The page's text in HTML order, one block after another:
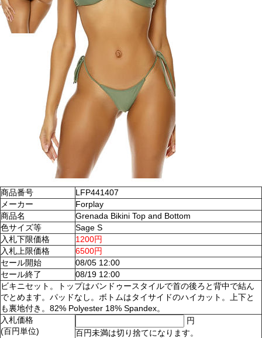
商品番号
LFP441407
メーカー
Forplay
商品名
Grenada Bikini Top and Bottom
色サイズ等
Sage S
入札下限価格
1200円
入札上限価格
6500円
セール開始
08/05 12:00
セール終了
08/19 12:00
ビキニセット。トップはバンドゥースタイルで首の後ろと背中で結ん
でとめます。パッドなし。ボトムはタイサイドのハイカット。上下と
も裏地付き。82% Polyester 18% Spandex。
入札価格
(百円単位)
円
百円未満は切り捨てになります。